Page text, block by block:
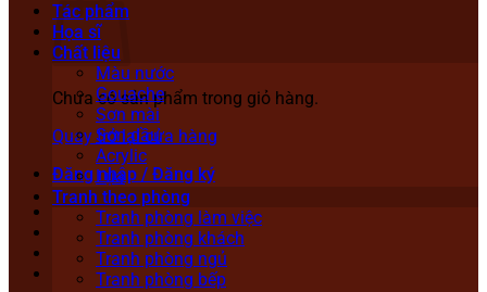
Chưa có sản phẩm trong giỏ hàng.
Quay trở lại cửa hàng
Đăng nhập / Đăng ký
Tác phẩm
Họa sĩ
Chất liệu
Màu nước
Gouache
Sơn mài
Sơn dầu
Acrylic
Lụa
Tranh theo phòng
Tranh phòng làm việc
Tranh phòng khách
Tranh phòng ngủ
Tranh phòng bếp